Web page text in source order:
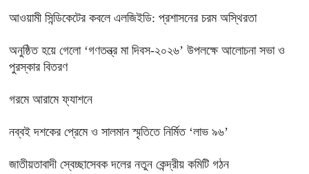
‎আওয়ামী সিন্ডিকেটের কবলে এলজিইডি: প্রশাসনের চরম অস্থিরতা
অনুষ্ঠিত হয়ে গেলো ‘গণতন্ত্র মা দিবস-২০২৬’ উপলক্ষে আলোচনা সভা ও
পুরস্কার বিতরণ
গরমে আরামে ফ্যাশনে
নব্বই দশকের প্রেমে ও সালমান স্মৃতিতে নির্মিত ‘লাভ ৯৬’
জাতীয়তাবাদী স্বেচ্ছাসেবক দলের নতুন কেন্দ্রীয় কমিটি গঠন